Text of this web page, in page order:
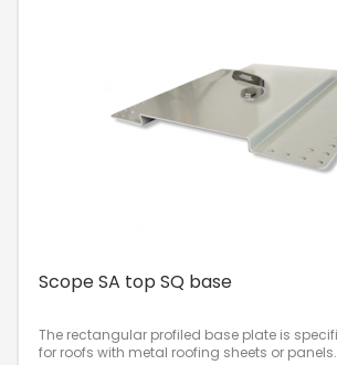
Scope SA top SQ base
The rectangular profiled base plate is
for roofs with metal roofing sheets or panels.